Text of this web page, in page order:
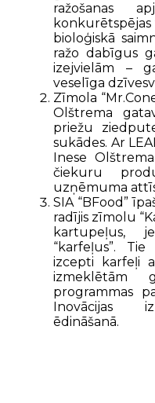
ražošanas
konkurētspējas
bioloģiskā
ražo dabīgus
izejvielām –
veselīga
Zīmola
Olštrema
priežu
sukādes. Ar
Inese
čiekuru
uzņēmuma
SIA “BFood”
radījis zīmolu
kartupeļus,
“karfeļus”.
izcepti karfeļi
izmeklētām
programmas
Inovācijas
ēdināšanā.